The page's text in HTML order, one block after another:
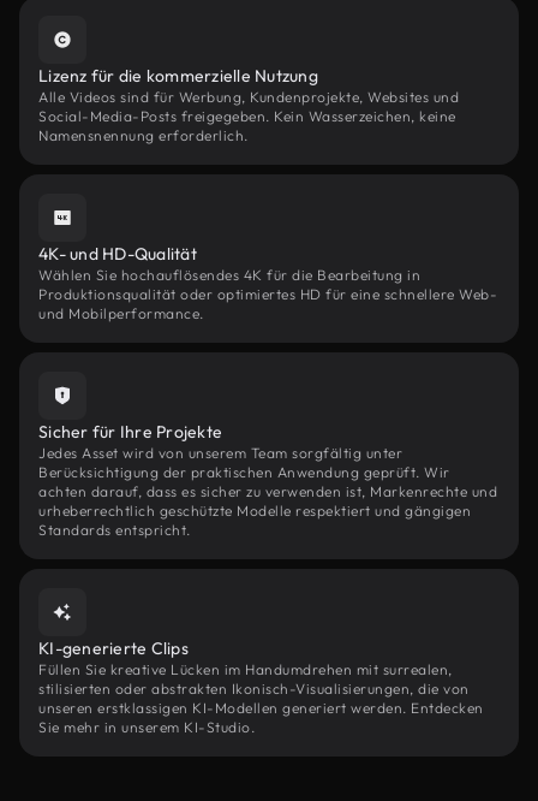
Lizenz für die kommerzielle Nutzung
Alle Videos sind für Werbung, Kundenprojekte, Websites und
Social-Media-Posts freigegeben. Kein Wasserzeichen, keine
Namensnennung erforderlich.
4K- und HD-Qualität
Wählen Sie hochauflösendes 4K für die Bearbeitung in
Produktionsqualität oder optimiertes HD für eine schnellere Web-
und Mobilperformance.
Sicher für Ihre Projekte
Jedes Asset wird von unserem Team sorgfältig unter
Berücksichtigung der praktischen Anwendung geprüft. Wir
achten darauf, dass es sicher zu verwenden ist, Markenrechte und
urheberrechtlich geschützte Modelle respektiert und gängigen
Standards entspricht.
KI-generierte Clips
Füllen Sie kreative Lücken im Handumdrehen mit surrealen,
stilisierten oder abstrakten Ikonisch-Visualisierungen, die von
unseren erstklassigen KI-Modellen generiert werden. Entdecken
Sie mehr in unserem KI-Studio.